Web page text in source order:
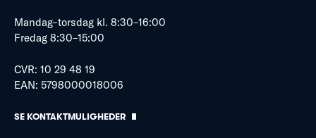
Mandag–torsdag kl. 8:30–16:00
Fredag 8:30–15:00
CVR: 10 29 48 19
EAN: 5798000018006
SE KONTAKTMULIGHEDER